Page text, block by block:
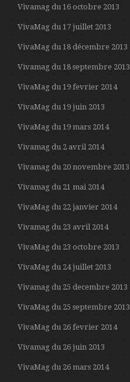
Vivamag du 16 octobre 2013
VivaMag du 17 juillet 2013
VivaMag du 18 décembre 2013
Vivamag du 18 septembre 2013
VivaMag du 19 fevrier 2014
VivaMag du 19 juin 2013
VivaMag du 19 mars 2014
Vivamag du 2 avril 2014
Vivamag du 20 novembre 2013
Vivamag du 21 mai 2014
VivaMag du 22 janvier 2014
Vivamag du 23 avril 2014
VivaMag du 23 octobre 2013
VivaMag du 24 juillet 2013
Vivamag du 25 decembre 2013
VivaMag du 25 septembre 2013
VivaMag du 26 fevrier 2014
Vivamag du 26 juin 2013
VivaMag du 26 mars 2014